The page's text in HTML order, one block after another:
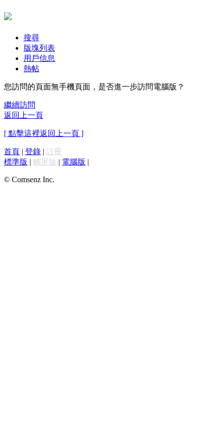
搜尋
版塊列表
用戶信息
熱帖
您訪問的頁面無手機頁面，是否進一步訪問電腦版？
繼續訪問
返回上一頁
[ 點擊這裡返回上一頁 ]
首頁 | 登錄 | 註冊
標準版 | 觸屏版 | 電腦版 |
© Comsenz Inc.